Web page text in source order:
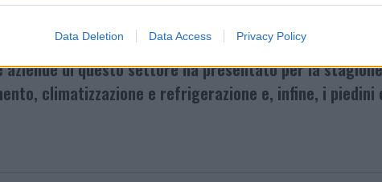
Data Deletion Data Access Privacy Policy
è in forte crescita, nuovi prodotti, evoluzioni
di questo settore ha presentato per la
climatizzazione e refrigerazione e, infine, i piedini